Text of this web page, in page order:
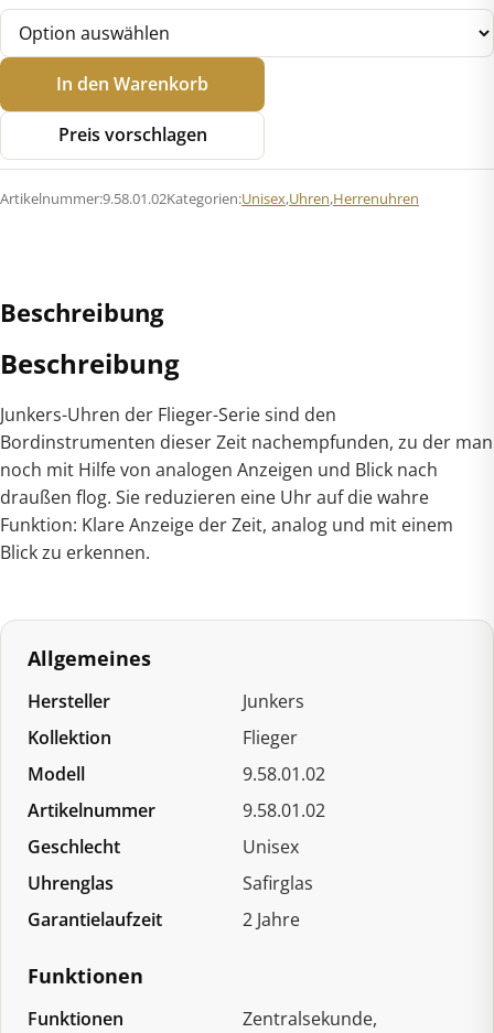
Junkers
9.58.01.02
Flieger
Automatik
In den Warenkorb
Preis vorschlagen
Artikelnummer:9.58.01.02Kategorien:Unisex,Uhren,Herrenuhren
Beschreibung
Beschreibung
Junkers-Uhren der Flieger-Serie sind den
Bordinstrumenten dieser Zeit nachempfunden, zu der man
noch mit Hilfe von analogen Anzeigen und Blick nach
draußen flog. Sie reduzieren eine Uhr auf die wahre
Funktion: Klare Anzeige der Zeit, analog und mit einem
Blick zu erkennen.
Allgemeines
Hersteller
Junkers
Kollektion
Flieger
Modell
9.58.01.02
Artikelnummer
9.58.01.02
Geschlecht
Unisex
Uhrenglas
Safirglas
Garantielaufzeit
2 Jahre
Funktionen
Funktionen Zentralsekunde,